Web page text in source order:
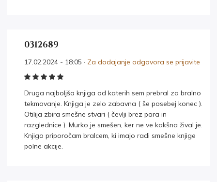
0312689
17.02.2024 - 18:05 · Za dodajanje odgovora se prijavite
Druga najboljša knjiga od katerih sem prebral za bralno
tekmovanje. Knjiga je zelo zabavna ( še posebej konec ).
Otilija zbira smešne stvari ( čevlji brez para in
razglednice ). Murko je smešen, ker ne ve kakšna žival je.
Knjigo priporočam bralcem, ki imajo radi smešne knjige
polne akcije.